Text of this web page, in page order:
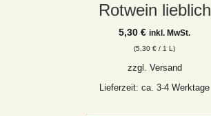
Rotwein lieblich
5,30 € inkl. MwSt.
(5,30 € / 1 L)
zzgl. Versand
Lieferzeit: ca. 3-4 Werktage